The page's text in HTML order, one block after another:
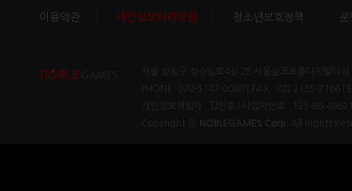
이용약관 개인정보처리방침 청소년보호정책 운
서울 성동구 성수일로4길 25 서울숲코오롱디지털타
PHONE: 070-5147-6068 | FAX : 02) 2135-2166 |
NOBLEGAMES Corp. All Rights